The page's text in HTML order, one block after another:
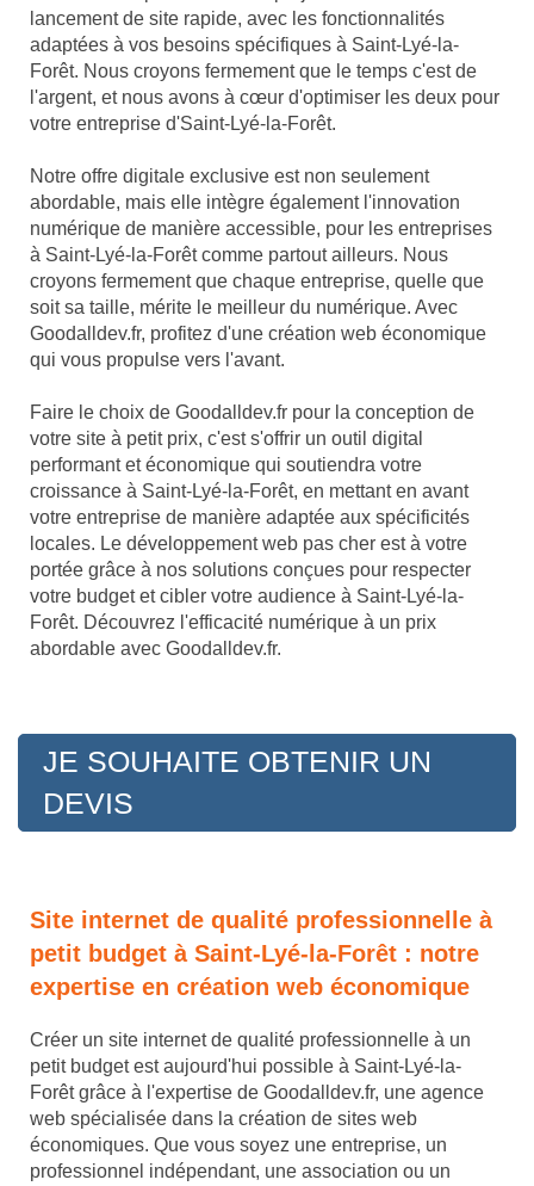
lancement de site rapide, avec les fonctionnalités
adaptées à vos besoins spécifiques à Saint-Lyé-la-
Forêt. Nous croyons fermement que le temps c'est de
l'argent, et nous avons à cœur d'optimiser les deux pour
votre entreprise d'Saint-Lyé-la-Forêt.
Notre offre digitale exclusive est non seulement
abordable, mais elle intègre également l'innovation
numérique de manière accessible, pour les entreprises
à Saint-Lyé-la-Forêt comme partout ailleurs. Nous
croyons fermement que chaque entreprise, quelle que
soit sa taille, mérite le meilleur du numérique. Avec
Goodalldev.fr, profitez d'une création web économique
qui vous propulse vers l'avant.
Faire le choix de Goodalldev.fr pour la conception de
votre site à petit prix, c'est s'offrir un outil digital
performant et économique qui soutiendra votre
croissance à Saint-Lyé-la-Forêt, en mettant en avant
votre entreprise de manière adaptée aux spécificités
locales. Le développement web pas cher est à votre
portée grâce à nos solutions conçues pour respecter
votre budget et cibler votre audience à Saint-Lyé-la-
Forêt. Découvrez l'efficacité numérique à un prix
abordable avec Goodalldev.fr.
JE SOUHAITE OBTENIR UN
DEVIS
Site internet de qualité professionnelle à
petit budget à Saint-Lyé-la-Forêt : notre
expertise en création web économique
Créer un site internet de qualité professionnelle à un
petit budget est aujourd'hui possible à Saint-Lyé-la-
Forêt grâce à l'expertise de Goodalldev.fr, une agence
web spécialisée dans la création de sites web
économiques. Que vous soyez une entreprise, un
professionnel indépendant, une association ou un